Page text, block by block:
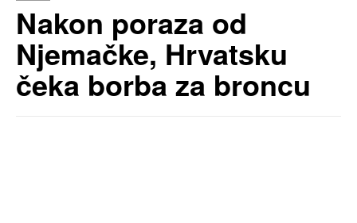
Nakon poraza od
Njemačke, Hrvatsku
čeka borba za broncu